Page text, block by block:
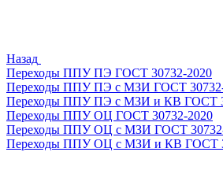
Назад
Переходы ППУ ПЭ ГОСТ 30732-2020
Переходы ППУ ПЭ с МЗИ ГОСТ
Переходы ППУ ПЭ с МЗИ и КВ ГОСТ
Переходы ППУ ОЦ ГОСТ 30732-2020
Переходы ППУ ОЦ с МЗИ ГОСТ
Переходы ППУ ОЦ с МЗИ и КВ ГОСТ